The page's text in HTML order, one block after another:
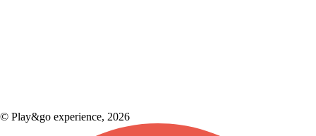
© Play&go experience, 2026